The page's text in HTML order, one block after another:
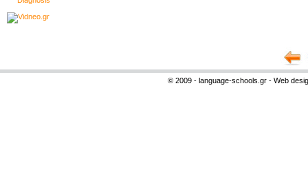
© 2009 - language-schools.gr - Web